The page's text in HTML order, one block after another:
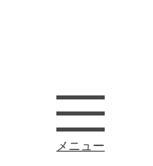
メニュー